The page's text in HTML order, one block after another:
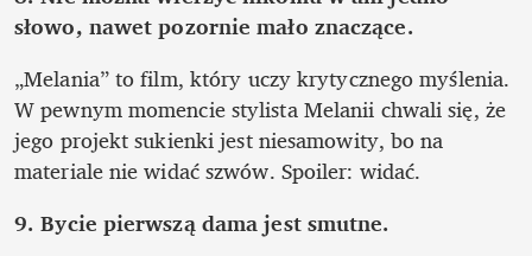
słowo, nawet pozornie mało znaczące.
„Melania” to film, który uczy krytycznego myślenia.
W pewnym momencie stylista Melanii chwali się, że
jego projekt sukienki jest niesamowity, bo na
materiale nie widać szwów. Spoiler: widać.
9. Bycie pierwszą dama jest smutne.